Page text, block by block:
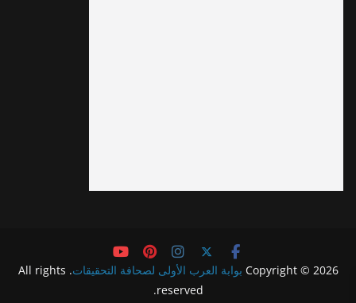
Copyright © 2026 بوابة العرب الأولى لصحافة التحقيقات . All rights
reserved.